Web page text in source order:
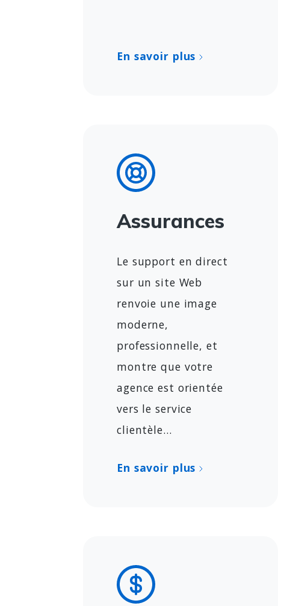
En savoir plus
Assurances
Le support en direct
sur un site Web
renvoie une image
moderne,
professionnelle, et
montre que votre
agence est orientée
vers le service
clientèle...
En savoir plus